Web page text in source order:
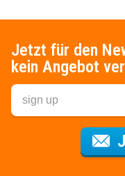
Jetzt für den
kein Angebot